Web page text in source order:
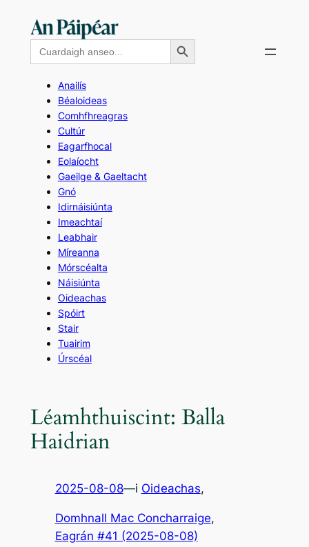
contentSearch
for:
Search Button
Anailís
Béaloideas
Comhfhreagras
Cultúr
Eagarfhocal
Eolaíocht
Gaeilge & Gaeltacht
Gnó
Idirnáisiúnta
Imeachtaí
Leabhair
Míreanna
Mórscéalta
Náisiúnta
Oideachas
Spóirt
Stair
Tuairim
Úrscéal
Léamhthuiscint: Balla
Haidrian
2025-08-08—i Oideachas,
Domhnall Mac Concharraige
Eagrán #41 (2025-08-08)